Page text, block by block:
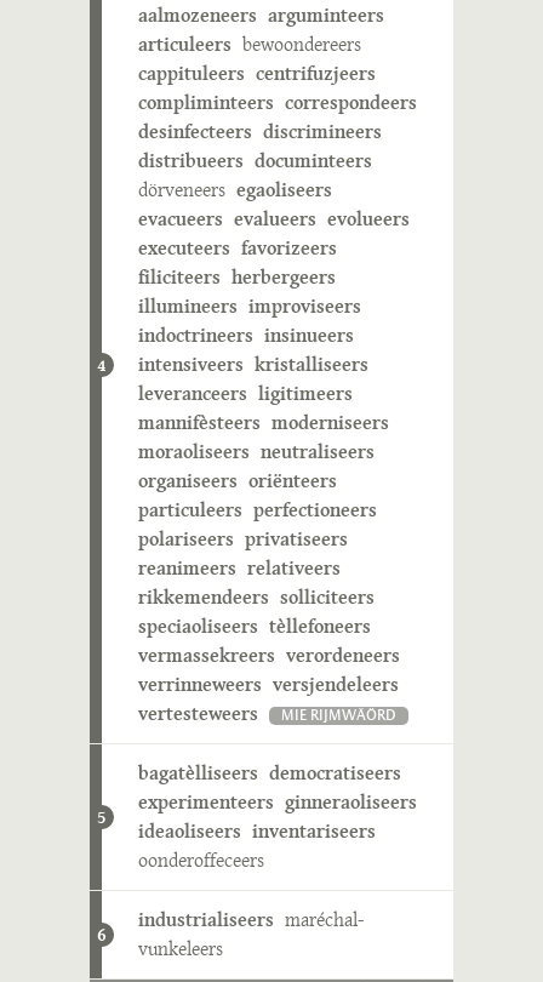
4
aalmozeneers arguminteers
articuleers bewoondereers
cappituleers centrifuzjeers
compliminteers correspondeers
desinfecteers discrimineers
distribueers documinteers
dörveneers egaoliseers
evacueers evalueers evolueers
executeers favorizeers
filiciteers herbergeers
illumineers improviseers
indoctrineers insinueers
intensiveers kristalliseers
leveranceers ligitimeers
mannifèsteers moderniseers
moraoliseers neutraliseers
organiseers oriënteers
particuleers perfectioneers
polariseers privatiseers
reanimeers relativeers
rikkemendeers solliciteers
speciaoliseers tèllefoneers
vermassekreers verordeneers
verrinneweers versjendeleers
vertesteweers
MIE RIJMWÄÖRD
5
bagatèlliseers democratiseers
experimenteers ginneraoliseers
ideaoliseers inventariseers
oonderoffeceers
6
industrialiseers maréchal-
vunkeleers